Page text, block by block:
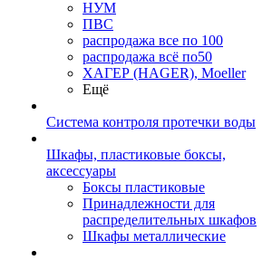
НУМ
ПВС
распродажа все по 100
распродажа всё по50
ХАГЕР (HAGER), Moeller
Ещё
Система контроля протечки воды
Шкафы, пластиковые боксы,
аксессуары
Боксы пластиковые
Принадлежности для
распределительных шкафов
Шкафы металлические